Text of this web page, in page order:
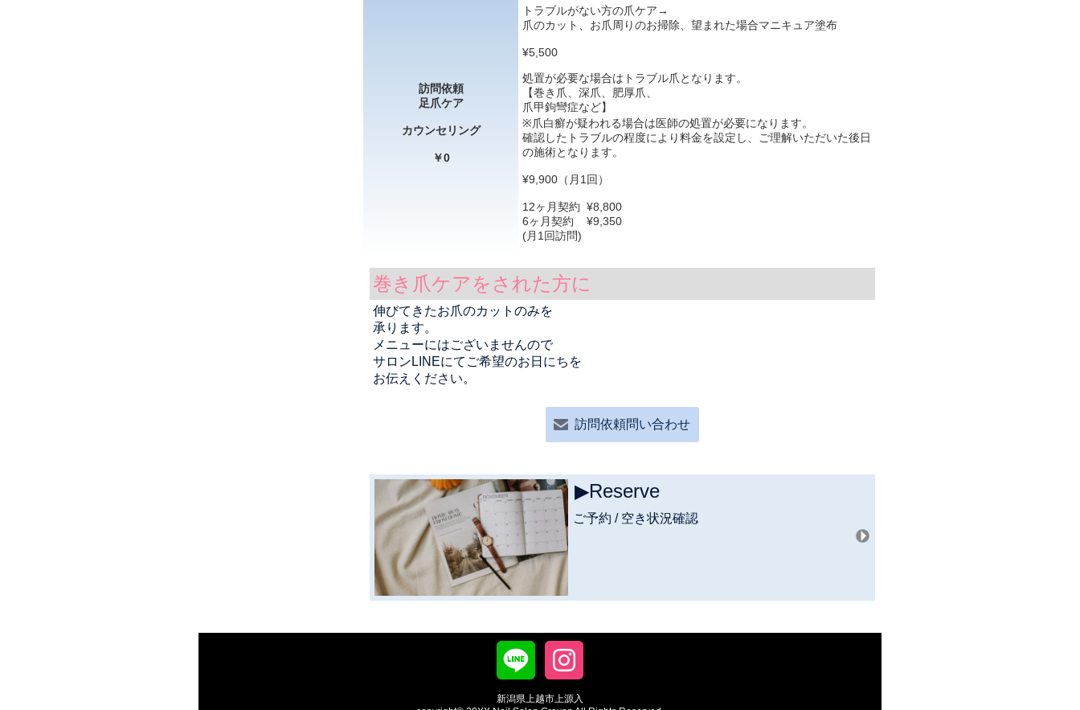
訪問依頼
足爪ケア
カウンセリング
￥0
トラブルがない方の爪ケア→
爪のカット、お爪周りのお掃除、望まれた場合マニキュア塗布
¥5,500
処置が必要な場合はトラブル爪となります。
【巻き爪、深爪、肥厚爪、
爪甲鉤彎症など】
※爪白癬が疑われる場合は医師の処置が必要になります。
確認したトラブルの程度により料金を設定し、ご理解いただいた後日
の施術となります。
¥9,900（月1回）
12ヶ月契約 ¥8,800
6ヶ月契約 ¥9,350
(月1回訪問)
巻き爪ケアをされた方に
伸びてきたお爪のカットのみを
承ります。
メニューにはございませんので
サロンLINEにてご希望のお日にちを
お伝えください。
訪問依頼問い合わせ
▶︎Reserve
ご予約 / 空き状況確認
新潟県上越市上源入